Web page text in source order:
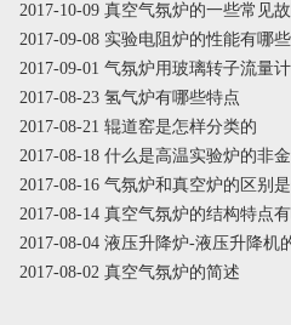
2017-10-09 真空气氛炉的一些常见
2017-09-08 实验电阻炉的性能有哪些
2017-09-01 气氛炉用玻璃转子流量
2017-08-23 氢气炉有哪些特点
2017-08-21 辊道窑是怎样分类的
2017-08-18 什么是高温实验炉的非
2017-08-16 气氛炉和真空炉的区别
2017-08-14 真空气氛炉的结构特点
2017-08-04 液压升降炉-液压升降机
2017-08-02 真空气氛炉的简述